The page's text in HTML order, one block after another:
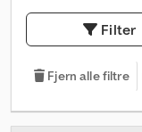
Filter
Fjern alle filtre